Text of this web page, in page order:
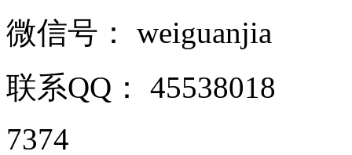
微信号： weiguanjia
联系QQ： 45538018
7374